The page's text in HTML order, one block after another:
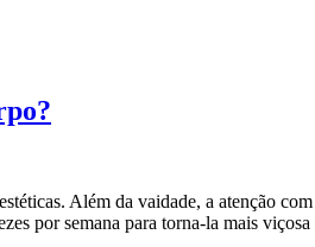
Além da vaidade, a atenção
por semana para torna-la mais